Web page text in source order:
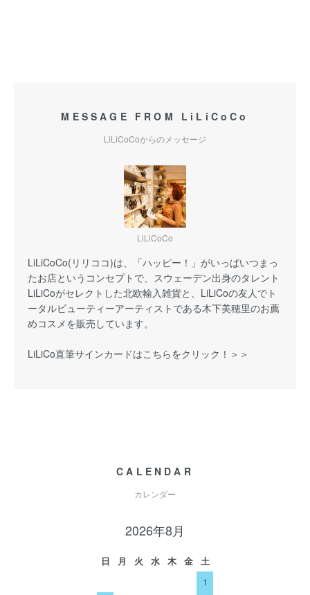
MESSAGE FROM LiLiCoCo
LiLiCoCoからのメッセージ
LiLiCoCo
LiLiCoCo(リリココ)は、「ハッピー！」がいっぱいつまっ
たお店というコンセプトで、スウェーデン出身のタレント
LiLiCoがセレクトした北欧輸入雑貨と、LiLiCoの友人でト
ータルビューティーアーティストである木下美穂里のお薦
めコスメを販売しています。
LiLiCo直筆サインカードはこちらをクリック！＞＞
CALENDAR
カレンダー
2026年8月
日 月 火 水 木 金
土
1